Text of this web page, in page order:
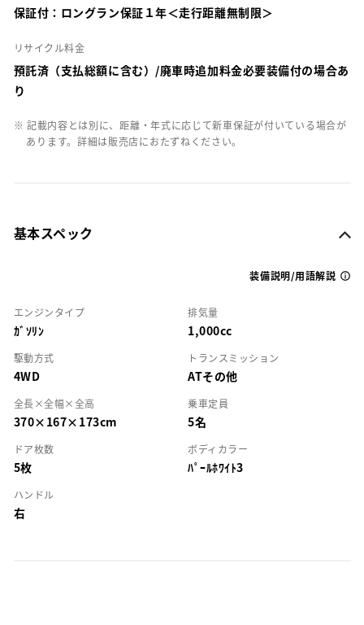
保証付：ロングラン保証１年＜走行距離無制限＞
リサイクル料金
預託済（支払総額に含む）/廃車時追加料金必要装備付の場合あ
り
※ 記載内容とは別に、距離・年式に応じて新車保証が付いている場合が
あります。詳細は販売店におたずねください。
基本スペック
装備説明/用語解説
エンジンタイプ
ｶﾞｿﾘﾝ
排気量
1,000cc
駆動方式
4WD
トランスミッション
ATその他
全長×全幅×全高
370×167×173cm
乗車定員
5名
ドア枚数
5枚
ボディカラー
ﾊﾟｰﾙﾎﾜｲﾄ3
ハンドル
右